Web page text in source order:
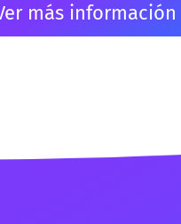
más información